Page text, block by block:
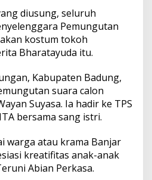
diusung, seluruh
Pemungutan
kostum tokoh
Bharatayuda itu.
Kabupaten Badung,
suara calon
Suyasa. Ia hadir ke TPS
bersama sang istri.
warga atau krama Banjar
kreatifitas anak-anak
Abian Perkasa.